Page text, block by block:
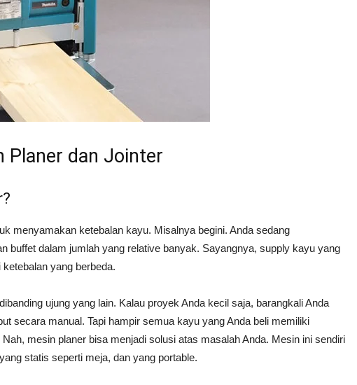
Planer dan Jointer
menyamakan ketebalan kayu. Misalnya begini. Anda sedang
buffet dalam jumlah yang relative banyak. Sayangnya, supply kayu yang
yang berbeda.
ujung yang lain. Kalau proyek Anda kecil saja, barangkali Anda
secara manual. Tapi hampir semua kayu yang Anda beli memiliki
mesin planer bisa menjadi solusi atas masalah Anda. Mesin ini sendiri
statis seperti meja, dan yang portable.